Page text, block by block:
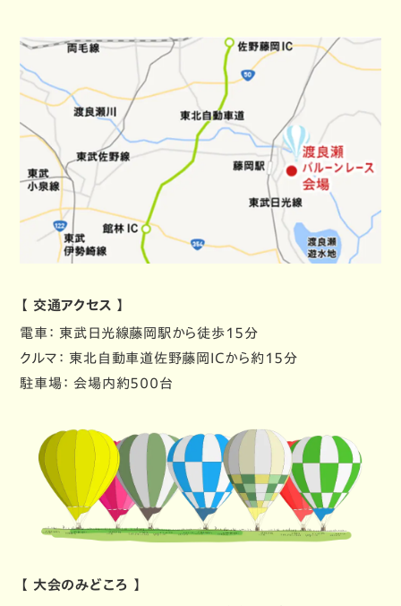
【 交通アクセス 】
電車 ： 東武日光線藤岡駅から徒歩15分
クルマ ： 東北自動車道佐野藤岡ICから約15分
駐車場 ： 会場内約500台
【 大会のみどころ 】